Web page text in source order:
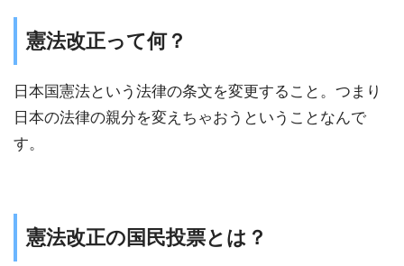
憲法改正って何？
日本国憲法という法律の条文を変更すること。つまり
日本の法律の親分を変えちゃおうということなんで
す。
憲法改正の国民投票とは？